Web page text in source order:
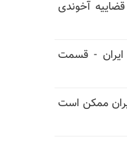
آخوندی
- قسمت
ممکن است